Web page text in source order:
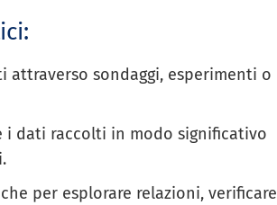
attraverso sondaggi, esperimenti o
i dati raccolti in modo significativo
per esplorare relazioni, verificare